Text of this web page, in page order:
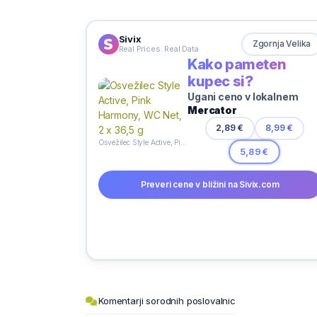
Sivix
Real Prices. Real Data Zgornja Velika
Kako pameten
kupec si?
Ugani ceno v lokalnem
Mercator
2,89 € 8,99 €
5,89 €
Preveri cene v bližini na Sivix.com
Komentarji sorodnih poslovalnic